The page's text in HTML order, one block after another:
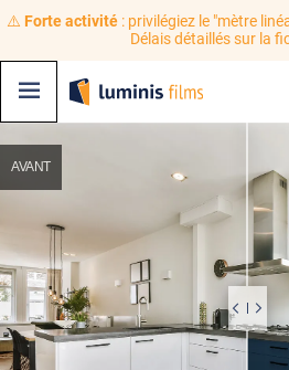
⚠️ Forte activité: privilégiez le "mètre
Délais détaillés sur la
AVANT